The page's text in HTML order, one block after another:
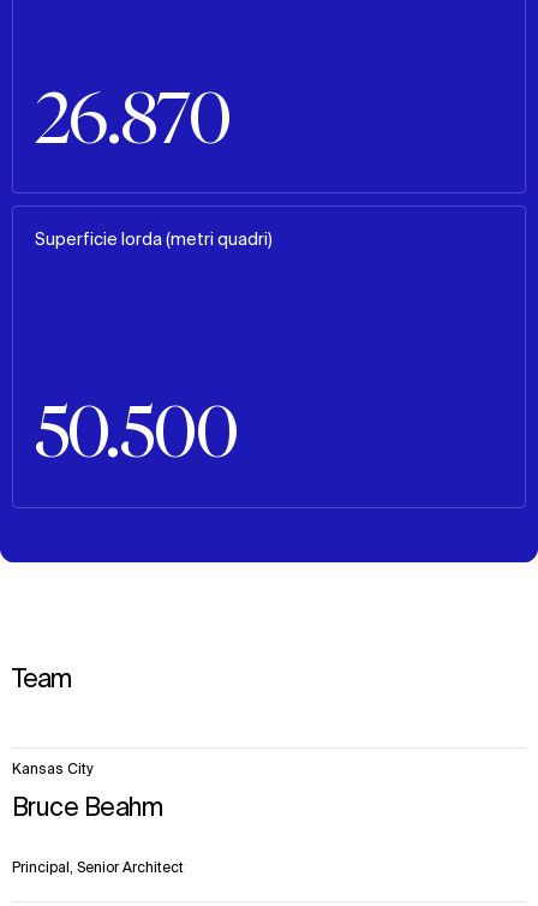
26.870
Superficie lorda (metri quadri)
50.500
Team
8
Bruce Beahm
Principal, Senior Architect
Kansas City